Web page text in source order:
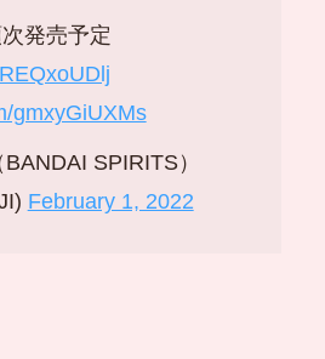
発売予定
gmxyGiUXMs
SPIRITS）
February 1, 2022